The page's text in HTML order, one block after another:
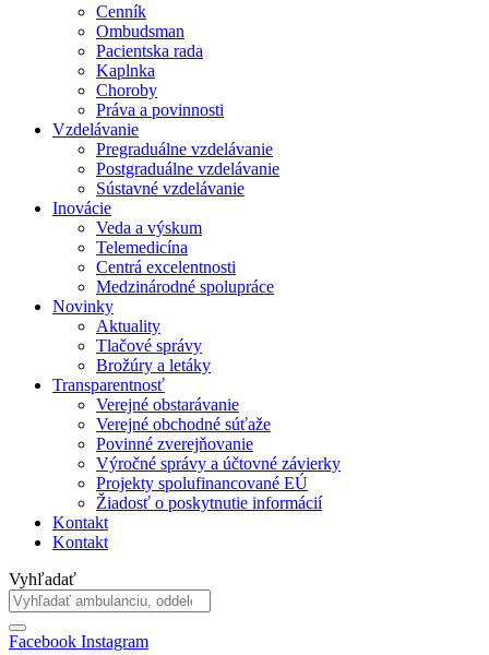
Cenník
Ombudsman
Pacientska rada
Kaplnka
Choroby
Práva a povinnosti
Vzdelávanie
Pregraduálne vzdelávanie
Postgraduálne vzdelávanie
Sústavné vzdelávanie
Inovácie
Veda a výskum
Telemedicína
Centrá excelentnosti
Medzinárodné spolupráce
Novinky
Aktuality
Tlačové správy
Brožúry a letáky
Transparentnosť
Verejné obstarávanie
Verejné obchodné súťaže
Povinné zverejňovanie
Výročné správy a účtovné závierky
Projekty spolufinancované EÚ
Žiadosť o poskytnutie informácií
Kontakt
Kontakt
Vyhľadať
Facebook Instagram